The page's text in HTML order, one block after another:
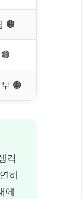
🟠
🟠
각
히
에